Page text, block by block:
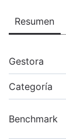
Resumen
Gestora
Categoría
Benchmark